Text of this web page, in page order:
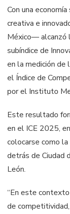
Con una
creativa e
México— alcanzó
subíndice de
en la medición de
el Índice de
por el Instituto
Este resultado
en el ICE 2025,
colocarse como
detrás de Ciudad
León.
“En este
de